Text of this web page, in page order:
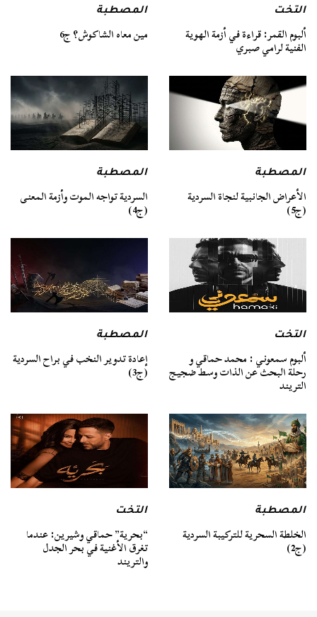
التخت
ألبوم القمر: قراءة في أزمة الهوية
الفنية لرامي صبري
المصطبة
مين معاه الشاكوش؟ ج6
المصطبة
الأعراض الجانبية لنجاة السردية
(ج5)
المصطبة
السردية تواجه الموت وأزمة المعنى
(ج4)
التخت
ألبوم سمعوني : محمد حماقي و
رحلة البحث عن الذات وسط ضجيج
التريند
المصطبة
إعادة تدوير النخب في براح السردية
(ج3)
المصطبة
الخلطة السحرية للتركيبة السردية
(ج2)
التخت
“بحرية” حماقي وشيرين: عندما
تغرق الأغنية في بحر الجدل
والتريند